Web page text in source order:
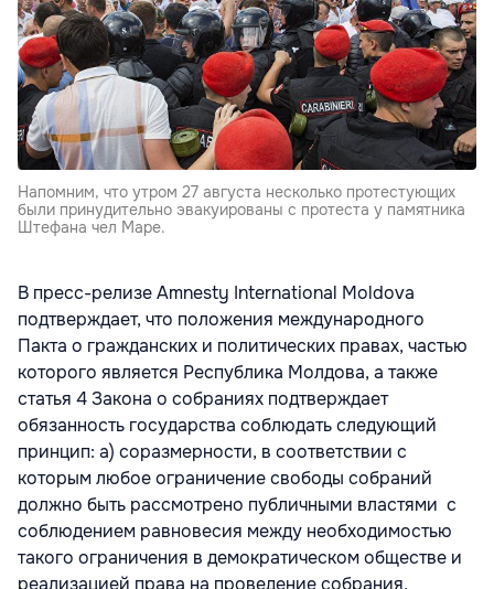
Напомним, что утром 27 августа несколько протестующих
были принудительно эвакуированы с протеста у памятника
Штефана чел Маре.
В пресс-релизе Amnesty International Moldova
подтверждает, что положения международного
Пакта о гражданских и политических правах, частью
которого является Республика Молдова, а также
статья 4 Закона о собраниях подтверждает
обязанность государства соблюдать следующий
принцип: a) соразмерности, в соответствии с
которым любое ограничение свободы собраний
должно быть рассмотрено публичными властями с
соблюдением равновесия между необходимостью
такого ограничения в демократическом обществе и
реализацией права на проведение собрания,